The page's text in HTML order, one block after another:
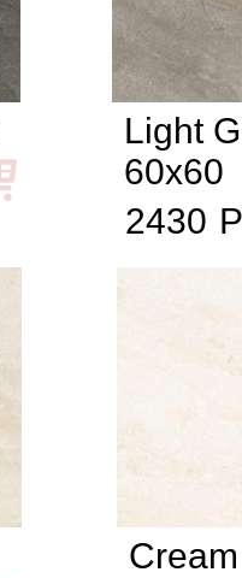
Light
60x60
2430